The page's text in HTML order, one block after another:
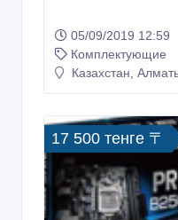
05/09/2019 12:59
Комплектующие
Казахстан,
17 500 тенге 〒